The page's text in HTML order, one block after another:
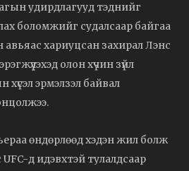
удирдлагууд тэднийг
боломжийг судалсаар байгаа
хариуцсан захирал Лэнс
олон хүчин зүйл
хүсэл эрмэлзэл байвал
өндөрлөөд хэдэн жил болж
д идэвхтэй тулалдсаар